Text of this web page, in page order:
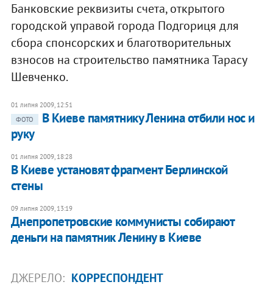
Банковские реквизиты счета, открытого
городской управой города Подгориця для
сбора спонсорских и благотворительных
взносов на строительство памятника Тарасу
Шевченко.
01 липня 2009, 12:51
ФОТО
В Киеве памятнику Ленина отбили нос и
руку
01 липня 2009, 18:28
В Киеве установят фрагмент Берлинской
стены
09 липня 2009, 13:19
Днепропетровские коммунисты собирают
деньги на памятник Ленину в Киеве
ДЖЕРЕЛО: КОРРЕСПОНДЕНТ